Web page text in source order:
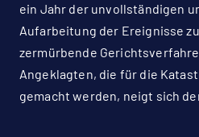
ein Jahr der unvollständigen
Aufarbeitung der Ereignisse
zermürbende
Angeklagten, die für die
gemacht werden, neigt sich